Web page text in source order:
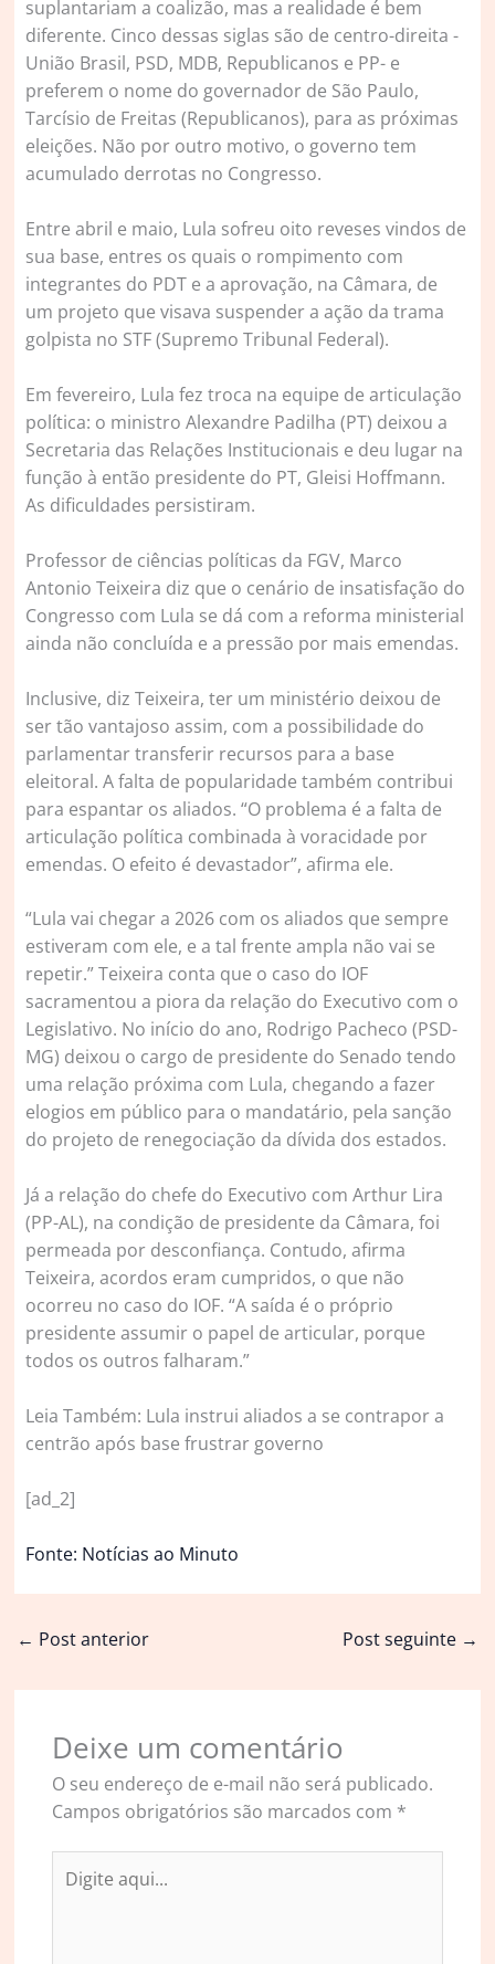
suplantariam a coalizão, mas a realidade é bem
diferente. Cinco dessas siglas são de centro-direita -
União Brasil, PSD, MDB, Republicanos e PP- e
preferem o nome do governador de São Paulo,
Tarcísio de Freitas (Republicanos), para as próximas
eleições. Não por outro motivo, o governo tem
acumulado derrotas no Congresso.
Entre abril e maio, Lula sofreu oito reveses vindos de
sua base, entres os quais o rompimento com
integrantes do PDT e a aprovação, na Câmara, de
um projeto que visava suspender a ação da trama
golpista no STF (Supremo Tribunal Federal).
Em fevereiro, Lula fez troca na equipe de articulação
política: o ministro Alexandre Padilha (PT) deixou a
Secretaria das Relações Institucionais e deu lugar na
função à então presidente do PT, Gleisi Hoffmann.
As dificuldades persistiram.
Professor de ciências políticas da FGV, Marco
Antonio Teixeira diz que o cenário de insatisfação do
Congresso com Lula se dá com a reforma ministerial
ainda não concluída e a pressão por mais emendas.
Inclusive, diz Teixeira, ter um ministério deixou de
ser tão vantajoso assim, com a possibilidade do
parlamentar transferir recursos para a base
eleitoral. A falta de popularidade também contribui
para espantar os aliados. “O problema é a falta de
articulação política combinada à voracidade por
emendas. O efeito é devastador”, afirma ele.
“Lula vai chegar a 2026 com os aliados que sempre
estiveram com ele, e a tal frente ampla não vai se
repetir.” Teixeira conta que o caso do IOF
sacramentou a piora da relação do Executivo com o
Legislativo. No início do ano, Rodrigo Pacheco (PSD-
MG) deixou o cargo de presidente do Senado tendo
uma relação próxima com Lula, chegando a fazer
elogios em público para o mandatário, pela sanção
do projeto de renegociação da dívida dos estados.
Já a relação do chefe do Executivo com Arthur Lira
(PP-AL), na condição de presidente da Câmara, foi
permeada por desconfiança. Contudo, afirma
Teixeira, acordos eram cumpridos, o que não
ocorreu no caso do IOF. “A saída é o próprio
presidente assumir o papel de articular, porque
todos os outros falharam.”
Leia Também: Lula instrui aliados a se contrapor a
centrão após base frustrar governo
[ad_2]
Fonte: Notícias ao Minuto
← Post anterior Post seguinte →
Deixe um comentário
O seu endereço de e-mail não será publicado.
Campos obrigatórios são marcados com *
aqui...